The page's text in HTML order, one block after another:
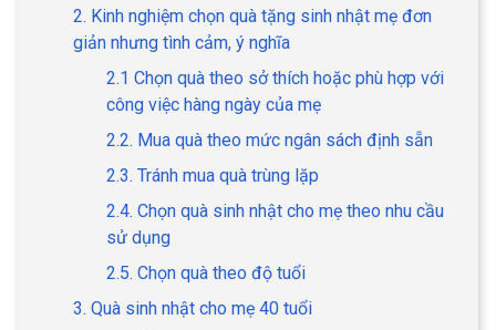
2. Kinh nghiệm chọn quà tặng sinh nhật mẹ đơn
giản nhưng tình cảm, ý nghĩa
2.1 Chọn quà theo sở thích hoặc phù hợp với
công việc hàng ngày của mẹ
2.2. Mua quà theo mức ngân sách định sẵn
2.3. Tránh mua quà trùng lặp
2.4. Chọn quà sinh nhật cho mẹ theo nhu cầu
sử dụng
2.5. Chọn quà theo độ tuổi
3. Quà sinh nhật cho mẹ 40 tuổi